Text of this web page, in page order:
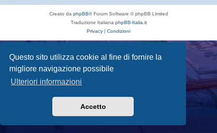
Questo sito utilizza cookie al fine di fornire la
migliore navigazione possibile
Ulteriori informazioni
Accetto
Creato da phpBB® Forum Software © phpBB Limited
Traduzione Italiana phpBB-Italia.it
Privacy | Condizioni